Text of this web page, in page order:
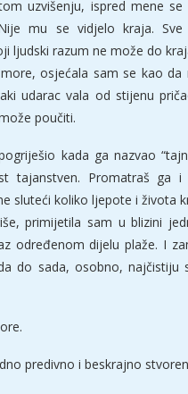
uzvišenju, ispred mene se
mu se vidjelo kraja.
ljudski razum ne može do
osjećala sam se kao da
udarac vala od stijenu
poučiti.
kada ga nazvao
tajanstven. Promatraš ga i
sluteći koliko ljepote i života
primijetila sam u blizini
određenom dijelu plaže. I
do sada, osobno, najčistiju
predivno i beskrajno